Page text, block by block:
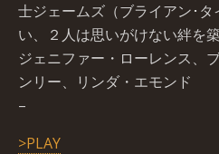
士ジェームズ（ブライアン･
い、２人は思いがけない絆を築
ジェニファー・ローレンス、
ンリー、リンダ・エモンド
–
>PLAY